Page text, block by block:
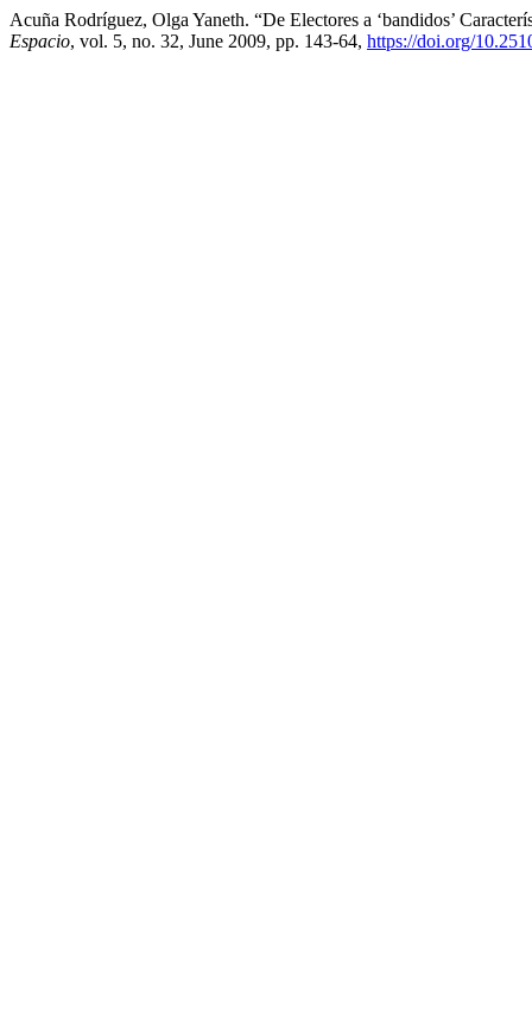
Acuña Rodríguez, Olga Yaneth. “De Electores a ‘bandidos’
Espacio, vol. 5, no. 32, June 2009, pp. 143-64, https://doi.org/